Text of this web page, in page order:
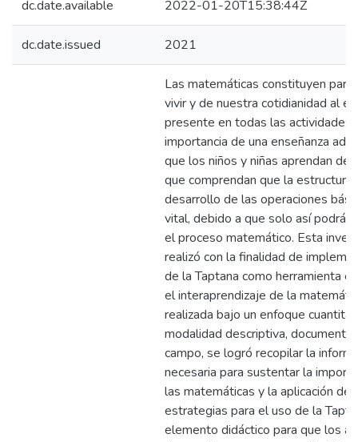
dc.date.available 2022-01-20T15:38:44Z
dc.date.issued 2021
Las matemáticas constituyen
vivir y de nuestra cotidianidad al
presente en todas las actividades,
importancia de una enseñanza
que los niños y niñas aprendan de
que comprendan que la estructura
desarrollo de las operaciones
vital, debido a que solo así podrán
el proceso matemático. Esta
realizó con la finalidad de
de la Taptana como herramienta
el interaprendizaje de la
realizada bajo un enfoque
modalidad descriptiva,
campo, se logró recopilar la
necesaria para sustentar la
las matemáticas y la aplicación de
estrategias para el uso de la
elemento didáctico para que los